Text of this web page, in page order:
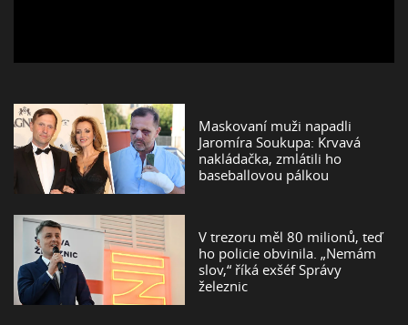
Maskovaní muži napadli
Jaromíra Soukupa: Krvavá
nakládačka, zmlátili ho
baseballovou pálkou
V trezoru měl 80 milionů, teď
ho policie obvinila. „Nemám
slov,“ říká exšéf Správy
železnic